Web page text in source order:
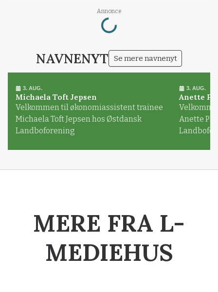
Annonce
Loading...
NAVNENYT Se mere navnenyt
3. AUG.
Michaela Toft Jepsen
Velkommen til økonomiassistent trainee
Michaela Toft Jepsen hos Østdansk
Landboforening
3. AUG.
Anette
Anette
MERE FRA L-
MEDIEHUS